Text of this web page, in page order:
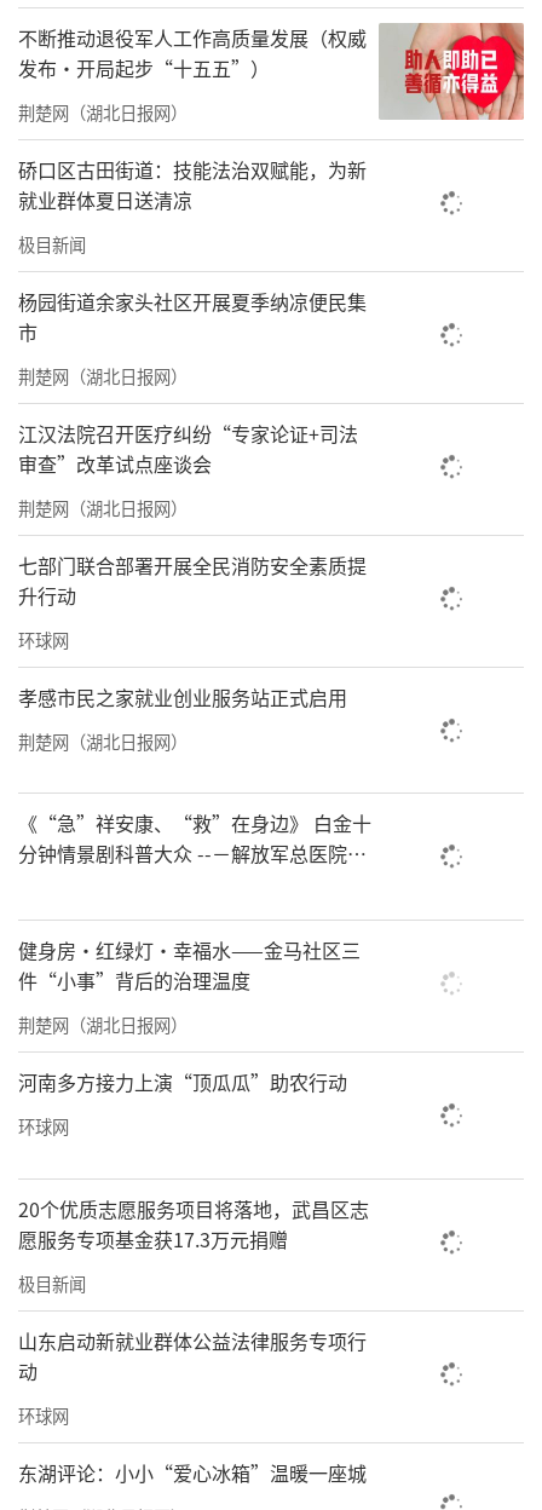
弃养行为多发
救助费用不低
1月17日中午，记者驱车前往位于北京市房
山区的中国小动物保护协会救助基地“妙妙猫
屋”。这里承载着无数流浪猫狗（其中有不少
是被弃养）的希望，也凝聚着一群爱心人士的
心血。
在基地门口，和工作人员晓艺一起迎接记
者的，是一只名叫“月饼”的八哥犬，半截舌
头耷拉在嘴边，亦步亦趋地在人身边晃悠。
“月饼”是被弃养的，因为是在2024年中
秋节当天来到的基地，便有了这个应景的名
字。“‘月饼’和我们基地有缘，当时我们基
地刚落成，正在附近做文明养犬的宣传活动，
就碰到没拴绳四处溜达的‘月饼’。我们把它
交给了当地的治安大队，在主人去认领时还给
他做了文明养犬的科普知识。可没过多
地，而家里其他人都不想继续养犬了。”
记者走进基地专为小动物们搭建的大棚，
来是有工作人员专门为棚内烧火供暖。棚内20
多只猫咪或慵懒地躺着晒太阳，或悠闲地走来
走去。
看到来人，一只橘色小猫直接躺下翻起了
肚皮。晓艺指着它告诉记者，当时它是以寄养
上也把基地工作人员拉黑了，“实际上就是把
它弃养了”。
来到狗狗区，一大群小狗见状摇着尾巴蜂
拥而至，在晓艺的维持秩序下很快安静下
来。“这只叫‘小白’的小狗，是我从垃圾桶
里捡回来的。”晓艺说着，比了个手掌大
小，“发现它的时候，它还特别小，看着特别
可怜，我就直接把它抱回来了，现在已经快一
不断推动退役军人工作高质量发展（权威
发布·开局起步“十五五”）
荆楚网（湖北日报网）
硚口区古田街道：技能法治双赋能，为新
就业群体夏日送清凉
极目新闻
杨园街道余家头社区开展夏季纳凉便民集
市
荆楚网（湖北日报网）
江汉法院召开医疗纠纷“专家论证+司法
审查”改革试点座谈会
荆楚网（湖北日报网）
七部门联合部署开展全民消防安全素质提
升行动
环球网
孝感市民之家就业创业服务站正式启用
荆楚网（湖北日报网）
《“急”祥安康、“救”在身边》 白金十
分钟情景剧科普大众 --－解放军总医院首
浸义诊活动
健身房·红绿灯·幸福水——金马社区三
件“小事”背后的治理温度
荆楚网（湖北日报网）
河南多方接力上演“顶瓜瓜”助农行动
环球网
20个优质志愿服务项目将落地，武昌区志
愿服务专项基金获17.3万元捐赠
极目新闻
山东启动新就业群体公益法律服务专项行
动
环球网
东湖评论：小小“爱心冰箱”温暖一座城